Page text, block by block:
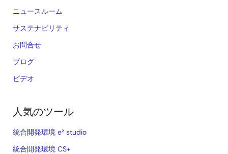
ニュースルーム
サステナビリティ
お問合せ
ブログ
ビデオ
人気のツール
統合開発環境 e² studio
統合開発環境 CS+